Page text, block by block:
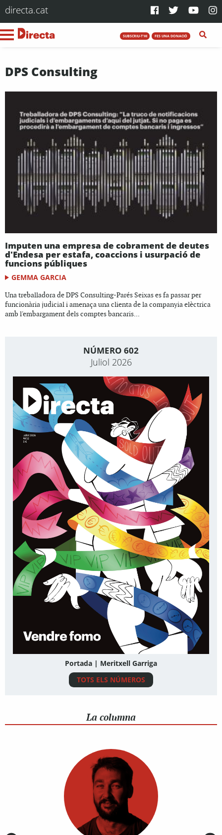
directa.cat
SUBSCRIU-T'HI FES UNA DONACIÓ
DPS Consulting
Imputen una empresa de cobrament de deutes
d'Endesa per estafa, coaccions i usurpació de
funcions públiques
GEMMA GARCIA
Una treballadora de DPS Consulting-Parés Seixas es fa passar per
funcionària judicial i amenaça una clienta de la companyia elèctrica
amb l'embargament dels comptes bancaris...
NÚMERO 602
Juliol 2026
Portada | Meritxell Garriga
TOTS ELS NÚMEROS
La columna